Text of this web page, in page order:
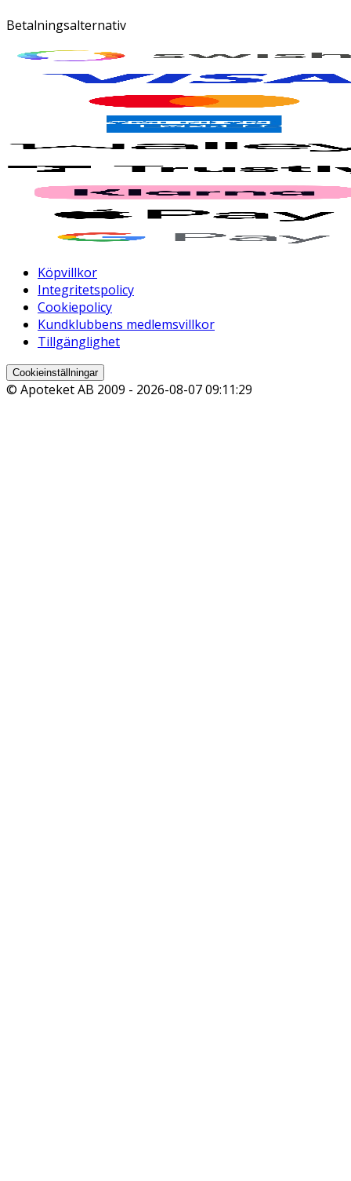
Betalningsalternativ
Köpvillkor
Integritetspolicy
Cookiepolicy
Kundklubbens medlemsvillkor
Tillgänglighet
Cookieinställningar
© Apoteket AB 2009 - 2026-08-07 09:11:29